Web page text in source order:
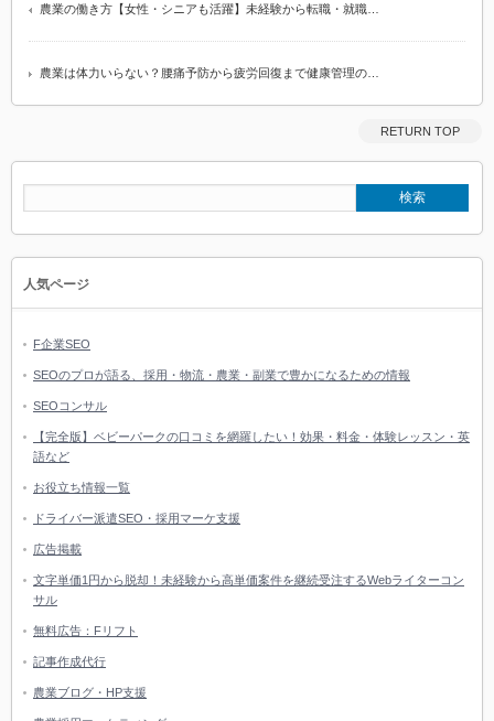
農業の働き方【女性・シニアも活躍】未経験から転職・就職…
農業は体力いらない？腰痛予防から疲労回復まで健康管理の…
RETURN TOP
人気ページ
F企業SEO
SEOのプロが語る、採用・物流・農業・副業で豊かになるための情報
SEOコンサル
【完全版】ベビーパークの口コミを網羅したい！効果・料金・体験レッスン・英
語など
お役立ち情報一覧
ドライバー派遣SEO・採用マーケ支援
広告掲載
文字単価1円から脱却！未経験から高単価案件を継続受注するWebライターコン
サル
無料広告：Fリフト
記事作成代行
農業ブログ・HP支援